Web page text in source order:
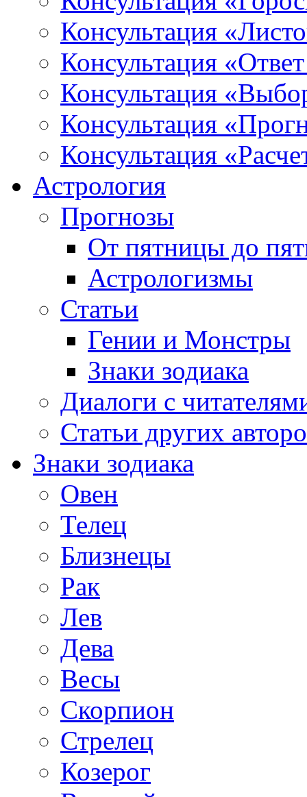
Консультация
Консультация
Консультация
Консультация
Консультация
Астрология
Прогнозы
От пятницы до
Астрологизмы
Статьи
Гении и Монстры
Знаки зодиака
Диалоги с
Статьи других
Знаки зодиака
Овен
Телец
Близнецы
Рак
Лев
Дева
Весы
Скорпион
Стрелец
Козерог